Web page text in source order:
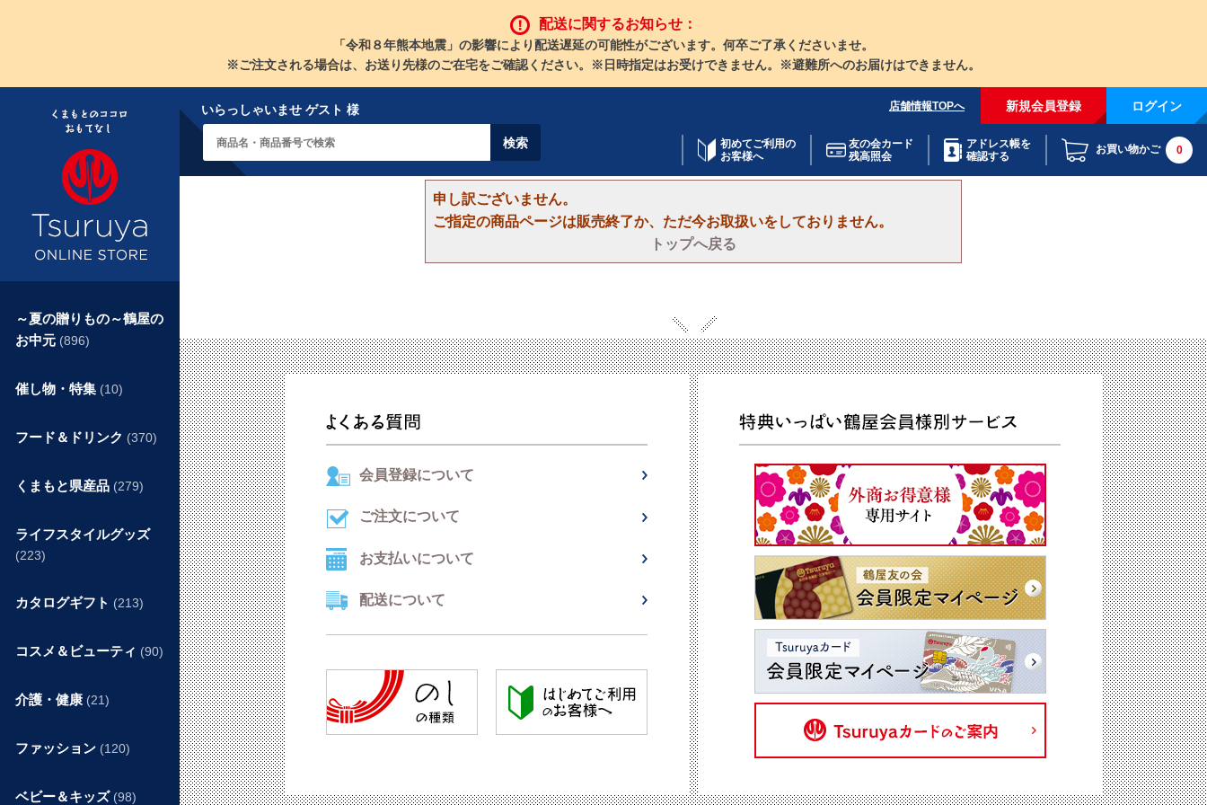
配送に関するお知らせ：
「令和８年熊本地震」の影響により配送遅延の可能性がございます。何卒ご了承くださいませ。
※ご注文される場合は、お送り先様のご在宅をご確認ください。※日時指定はお受けできません。※避難所へのお届けはできません。
いらっしゃいませ ゲスト 様 店舗情報TOPへ 新規会員登録 ログイン
初めてご利用の
お客様へ
友の会カード
残高照会
アドレス帳を
確認する
お買い物かご 0
申し訳ございません。
ご指定の商品ページは販売終了か、ただ今お取扱いをしておりません。
トップへ戻る
～夏の贈りもの～鶴屋の
お中元 (896)
催し物・特集 (10)
フード＆ドリンク (370)
くまもと県産品 (279)
ライフスタイルグッズ
(223)
カタログギフト (213)
コスメ＆ビューティ (90)
介護・健康 (21)
ファッション (120)
ベビー＆キッズ (98)
会員登録について
ご注文について
お支払いについて
配送について